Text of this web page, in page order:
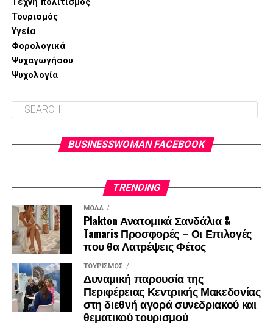
Τουρισμός
Υγεία
Φορολογικά
Ψυχαγωγήσου
Ψυχολογία
BUSINESSWOMAN FACEBOOK
TRENDING
ΜΌΔΑ
Plakton Ανατομικά Σανδάλια &
Tamaris Προσφορές – Οι Επιλογές
που θα Λατρέψεις Φέτος
ΤΟΥΡΙΣΜΌΣ
Δυναμική παρουσία της
Περιφέρειας Κεντρικής Μακεδονίας
στη διεθνή αγορά συνεδριακού και
θεματικού τουρισμού